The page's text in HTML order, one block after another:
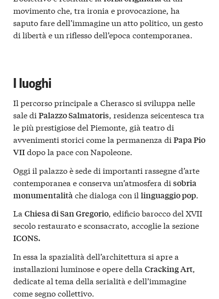
movimento che, tra ironia e provocazione, ha
saputo fare dell’immagine un atto politico, un gesto
di libertà e un riflesso dell’epoca contemporanea.
I luoghi
Il percorso principale a Cherasco si sviluppa nelle
sale di Palazzo Salmatoris, residenza seicentesca tra
le più prestigiose del Piemonte, già teatro di
avvenimenti storici come la permanenza di Papa Pio
VIIdopo la pace con Napoleone.
Oggi il palazzo è sede di importanti rassegne d’arte
contemporanea e conserva un’atmosfera di sobria
monumentalità che dialoga con il linguaggio pop
La Chiesa di San Gregorio, edificio barocco del XVII
secolo restaurato e sconsacrato, accoglie la sezione
ICONS.
In essa la spazialità dell’architettura si apre a
installazioni luminose e opere della Cracking Art,
dedicate al tema della serialità e dell’immagine
come segno collettivo.